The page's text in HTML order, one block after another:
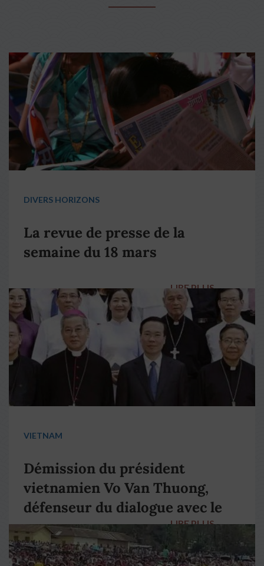
DIVERS HORIZONS
La revue de presse de la
semaine du 18 mars
LIRE PLUS →
VIETNAM
Démission du président
vietnamien Vo Van Thuong,
défenseur du dialogue avec le
pape François
LIRE PLUS →